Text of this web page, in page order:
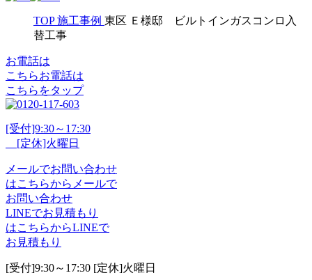
TOP 施工事例 東区 Ｅ様邸 ビルトインガスコンロ入
替工事
お電話は
こちらお電話は
こちらをタップ
[受付]9:30～17:30
[定休]火曜日
メールでお問い合わせ
はこちらから メールで
お問い合わせ
LINEでお見積もり
はこちらからLINEで
お見積もり
[受付]9:30～17:30 [定休]火曜日